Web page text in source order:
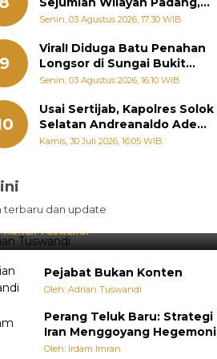
Fadly Amran Perintahkan
Senin, 03 Agustus 2026, 17:30 WIB
9
Viral! Diduga Batu Penahan
Longsor di Sungai Bukit
Nago Padang Diambil, Warga
Senin, 03 Agustus 2026, 16:10 WIB
Usai Sertijab, Kapolres Solok
Selatan Andreanaldo Ademi
Kumpulkan Ninik Mamak
Kamis, 30 Juli 2026, 16:05 WIB
terbaru dan update
Lebih Diunggulkan, tetapi
Selalu Punya Cara Membuat
Adrian Tuswandi
Pejabat Bukan Konten
Oleh: Adrian Tuswandi
Perang Teluk Baru: Strategi
Iran Menggoyang Hegemoni
AS dari Dalam
Oleh: Irdam Imran